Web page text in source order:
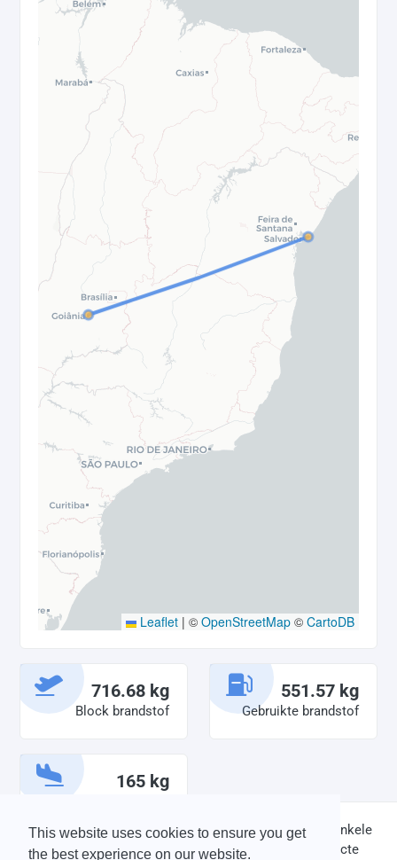
This website uses cookies to ensure you get
the best experience on our website.
Leaflet | © OpenStreetMap © CartoDB
716.68 kg
Block brandstof
551.57 kg
Gebruikte brandstof
165 kg
DISCLAIMER: V-Bird Virtual Airlines Group kan op geen enkele
wijze aansprakelijkheid aanvaarden voor directe of indirecte